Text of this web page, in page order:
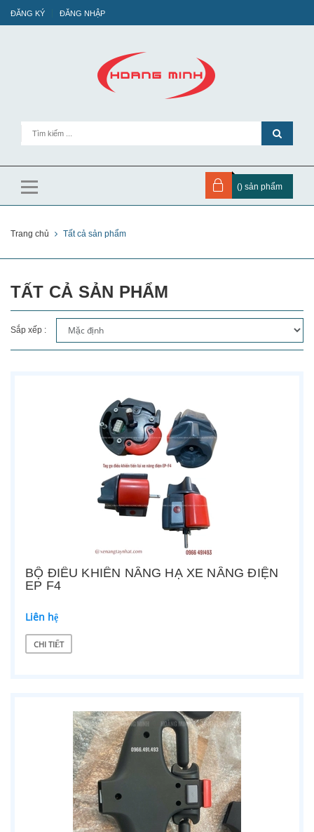
ĐĂNG KÝ ĐĂNG NHẬP
() sản phẩm
Trang chủ Tất cả sản phẩm
TẤT CẢ SẢN PHẨM
Sắp xếp :
BỘ ĐIỀU KHIỂN NÂNG HẠ XE NÂNG ĐIỆN
EP F4
Liên hệ
CHI TIẾT